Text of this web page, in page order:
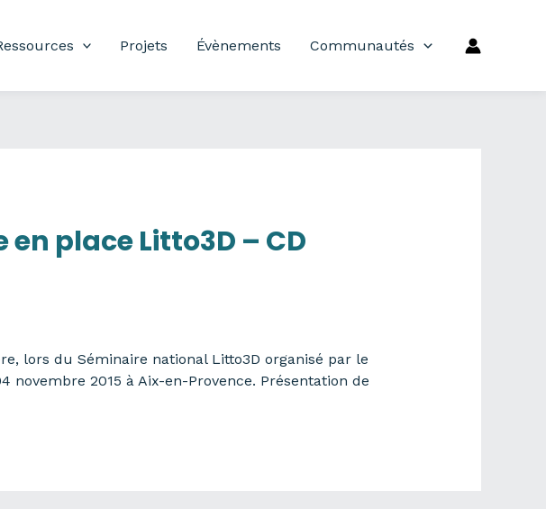
Projets Évènements Communautés
place Litto3D – CD
lors du Séminaire national Litto3D organisé par le
novembre 2015 à Aix-en-Provence. Présentation de